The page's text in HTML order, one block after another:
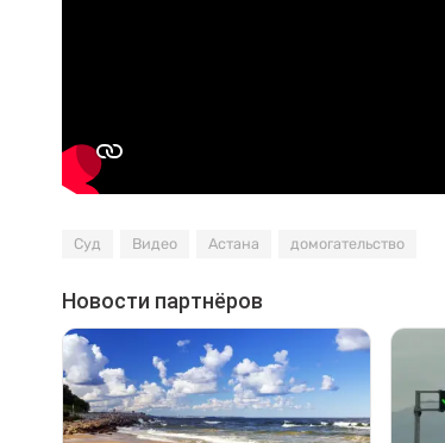
Суд Видео Астана домогательство